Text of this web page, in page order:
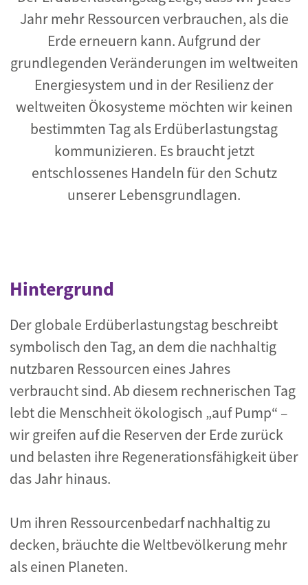
Jahr mehr Ressourcen verbrauchen, als die
Erde erneuern kann. Aufgrund der
grundlegenden Veränderungen im weltweiten
Energiesystem und in der Resilienz der
weltweiten Ökosysteme möchten wir keinen
bestimmten Tag als Erdüberlastungstag
kommunizieren. Es braucht jetzt
entschlossenes Handeln für den Schutz
unserer Lebensgrundlagen.
Hintergrund
Der globale Erdüberlastungstag beschreibt
symbolisch den Tag, an dem die nachhaltig
nutzbaren Ressourcen eines Jahres
verbraucht sind. Ab diesem rechnerischen Tag
lebt die Menschheit ökologisch „auf Pump“ –
wir greifen auf die Reserven der Erde zurück
und belasten ihre Regenerationsfähigkeit über
das Jahr hinaus.
Um ihren Ressourcenbedarf nachhaltig zu
decken, bräuchte die Weltbevölkerung mehr
als einen Planeten.